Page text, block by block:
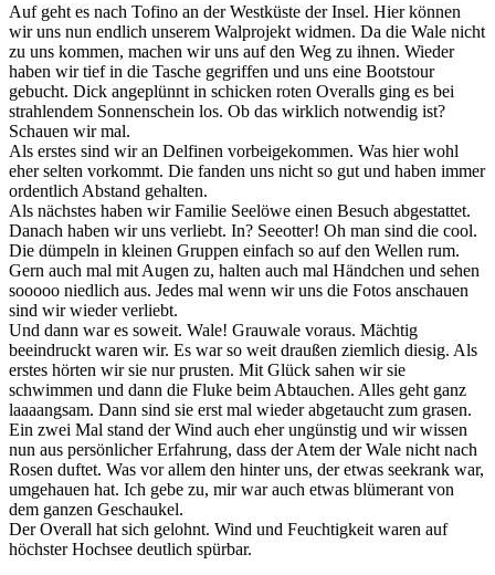
Auf geht es nach Tofino an der Westküste der Insel. Hier können
wir uns nun endlich unserem Walprojekt widmen. Da die Wale nicht
zu uns kommen, machen wir uns auf den Weg zu ihnen. Wieder
haben wir tief in die Tasche gegriffen und uns eine Bootstour
gebucht. Dick angeplünnt in schicken roten Overalls ging es bei
strahlendem Sonnenschein los. Ob das wirklich notwendig ist?
Schauen wir mal.
Als erstes sind wir an Delfinen vorbeigekommen. Was hier wohl
eher selten vorkommt. Die fanden uns nicht so gut und haben immer
ordentlich Abstand gehalten.
Als nächstes haben wir Familie Seelöwe einen Besuch abgestattet.
Danach haben wir uns verliebt. In? Seeotter! Oh man sind die cool.
Die dümpeln in kleinen Gruppen einfach so auf den Wellen rum.
Gern auch mal mit Augen zu, halten auch mal Händchen und sehen
sooooo niedlich aus. Jedes mal wenn wir uns die Fotos anschauen
sind wir wieder verliebt.
Und dann war es soweit. Wale! Grauwale voraus. Mächtig
beeindruckt waren wir. Es war so weit draußen ziemlich diesig. Als
erstes hörten wir sie nur prusten. Mit Glück sahen wir sie
schwimmen und dann die Fluke beim Abtauchen. Alles geht ganz
laaaangsam. Dann sind sie erst mal wieder abgetaucht zum grasen.
Ein zwei Mal stand der Wind auch eher ungünstig und wir wissen
nun aus persönlicher Erfahrung, dass der Atem der Wale nicht nach
Rosen duftet. Was vor allem den hinter uns, der etwas seekrank war,
umgehauen hat. Ich gebe zu, mir war auch etwas blümerant von
dem ganzen Geschaukel.
Der Overall hat sich gelohnt. Wind und Feuchtigkeit waren auf
höchster Hochsee deutlich spürbar.